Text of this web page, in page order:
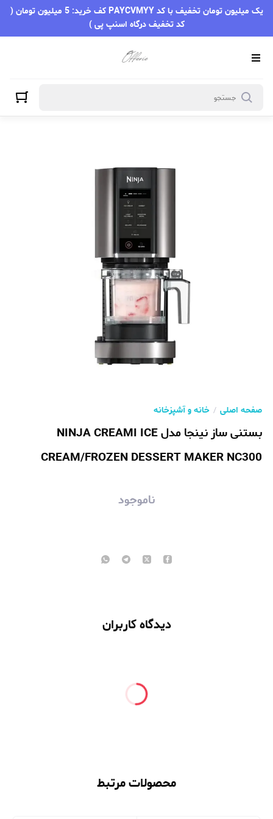
یک میلیون تومان تخفیف با کد PAYCVMYY کف خرید: 5 میلیون تومان (
کد تخفیف درگاه اسنپ پی )
صفحه اصلی خانه و آشپزخانه
بستنی ساز نینجا مدل NINJA CREAMI ICE
CREAM/FROZEN DESSERT MAKER NC300
ناموجود
دیدگاه کاربران
محصولات مرتبط